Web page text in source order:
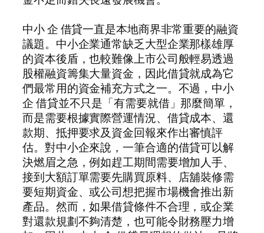
中小 企 借貸一直是本地商界非常重要的融資
議題。中小企業通常缺乏大型企業那樣雄厚
的資本後盾，也較難像上市公司般輕易透過
股權融資籌集大量資金，因此借貸就成為它
們最常用的資金補充方式之一。不過，中小
企 借貸並不只是「有需要就借」那麼簡單，
而是需要根據實際營運情況、借貸成本、還
款期、抵押要求及資金回報來作出審慎評
估。對中小企來說，一筆合適的借貸可以解
決燃眉之急，例如趕工期間需要增加人手、
接到大額訂單需要先購買原料、店舖裝修需
要短期資金、或公司想把握市場機會推出新
產品。然而，如果借貸條件不合理，或企業
對還款規劃不夠清楚，也可能令財務壓力增